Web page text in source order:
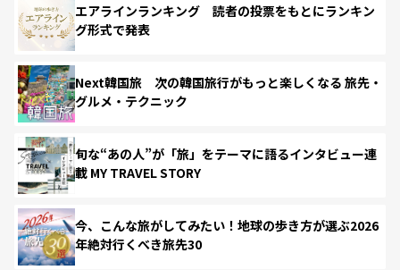
エアラインランキング 読者の投票をもとにランキン
グ形式で発表
Next韓国旅 次の韓国旅行がもっと楽しくなる 旅先・
グルメ・テクニック
旬な“あの人”が「旅」をテーマに語るインタビュー連
載 MY TRAVEL STORY
今、こんな旅がしてみたい！地球の歩き方が選ぶ2026
年絶対行くべき旅先30